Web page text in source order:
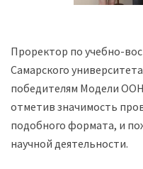
Проректор по учебно-
Самарского
победителям Модели
отметив значимость
подобного формата, и
научной деятельности.